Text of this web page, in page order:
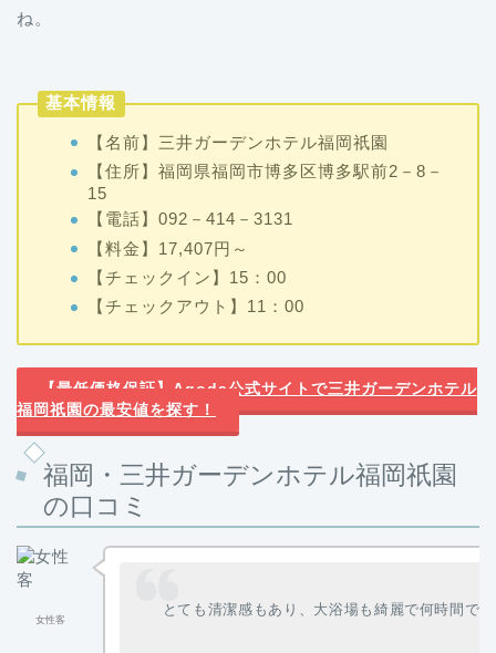
ね。
基本情報
【名前】三井ガーデンホテル福岡祇園
【住所】福岡県福岡市博多区博多駅前2－8－
15
【電話】092－414－3131
【料金】17,407円～
【チェックイン】15：00
【チェックアウト】11：00
【最低価格保証】Agoda公式サイトで三井ガーデンホテル
福岡祇園の最安値を探す！
福岡・三井ガーデンホテル福岡祇園
の口コミ
女性客
とても清潔感もあり、大浴場も綺麗で何時間で